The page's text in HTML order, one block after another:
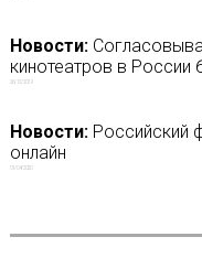
Новости:
кинотеатров в России
26/12/2019
Новости:Российский
онлайн
01/04/2020